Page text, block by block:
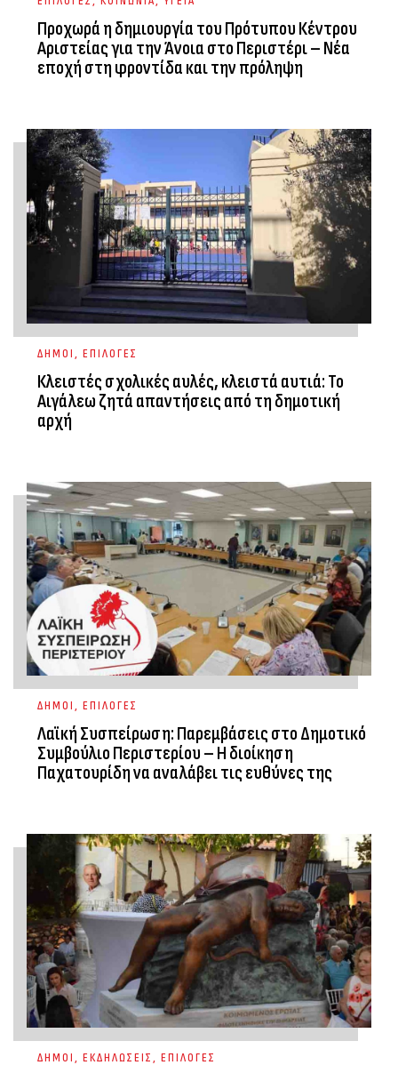
Προχωρά η δημιουργία του Πρότυπου Κέντρου
Αριστείας για την Άνοια στο Περιστέρι – Νέα
εποχή στη φροντίδα και την πρόληψη
ΔΗΜΟΙ, ΕΠΙΛΟΓΕΣ
Κλειστές σχολικές αυλές, κλειστά αυτιά: Το
Αιγάλεω ζητά απαντήσεις από τη δημοτική
αρχή
ΔΗΜΟΙ, ΕΠΙΛΟΓΕΣ
Λαϊκή Συσπείρωση: Παρεμβάσεις στο Δημοτικό
Συμβούλιο Περιστερίου – Η διοίκηση
Παχατουρίδη να αναλάβει τις ευθύνες της
ΔΗΜΟΙ, ΕΚΔΗΛΩΣΕΙΣ, ΕΠΙΛΟΓΕΣ